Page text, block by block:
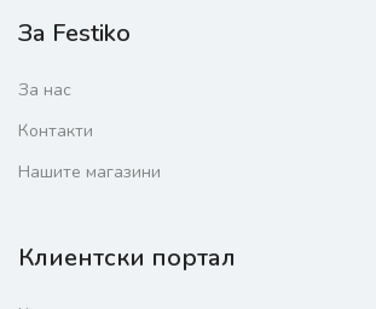
За Festiko
За нас
Контакти
Нашите магазини
Клиентски портал